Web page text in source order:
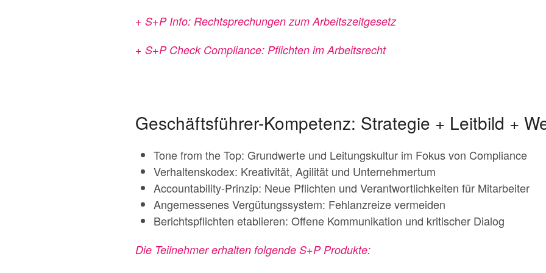
+ S+P Info: Rechtsprechungen zum Arbeitszeitgesetz
+ S+P Check Compliance: Pflichten im Arbeitsrecht
Geschäftsführer-Kompetenz: Strategie + Leitbild +
Tone from the Top: Grundwerte und Leitungskultur im Fokus von Compliance
Verhaltenskodex: Kreativität, Agilität und Unternehmertum
Accountability-Prinzip: Neue Pflichten und Verantwortlichkeiten für Mitarbeiter
Angemessenes Vergütungssystem: Fehlanzreize vermeiden
Berichtspflichten etablieren: Offene Kommunikation und kritischer Dialog
Die Teilnehmer erhalten folgende S+P Produkte: